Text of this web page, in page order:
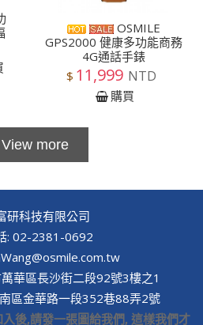
OSMILE
GPS2000 健康多功能商務
4G通話手錶
$ 11,999 NTD
購買
富研科技有限公司
: 02-2381-0692
華區長沙街二段92號3樓之1
區金華路一段352巷88弄2號
後,請發一張圖給我們, 這樣我們才